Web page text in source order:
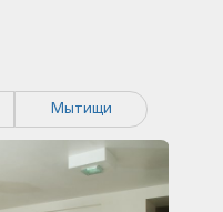
Мытищи